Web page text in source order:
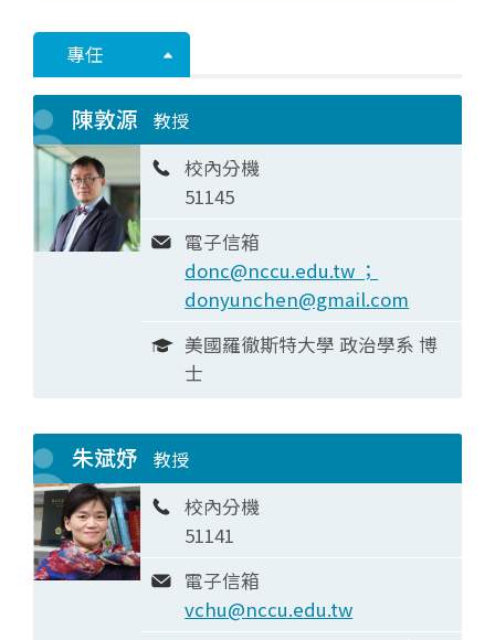
專任
陳敦源 教授
校內分機
51145
電子信箱
donc@nccu.edu.tw ；
donyunchen@gmail.com
美國羅徹斯特大學 政治學系 博
士
朱斌妤 教授
校內分機
51141
電子信箱
vchu@nccu.edu.tw